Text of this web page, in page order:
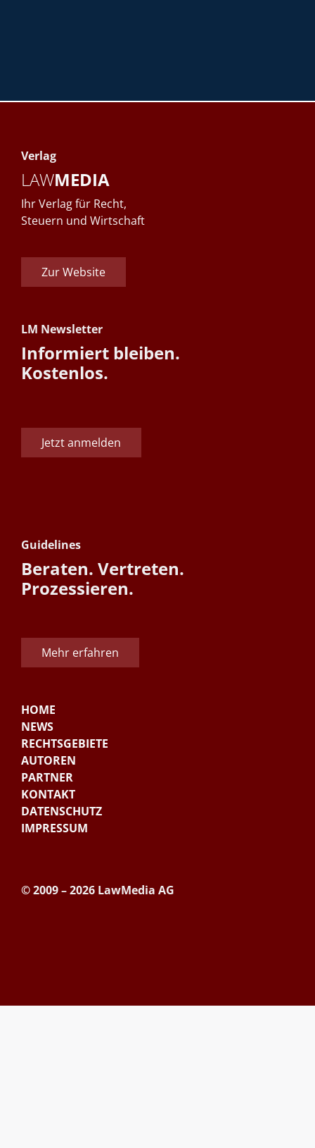
Verlag
LAWMEDIA
Ihr Verlag für Recht,
Steuern und Wirtschaft
Zur Website
LM Newsletter
Informiert bleiben.
Kostenlos.
Jetzt anmelden
Guidelines
Beraten. Vertreten.
Prozessieren.
Mehr erfahren
HOME
NEWS
RECHTSGEBIETE
AUTOREN
PARTNER
KONTAKT
DATENSCHUTZ
IMPRESSUM
© 2009 – 2026 LawMedia AG